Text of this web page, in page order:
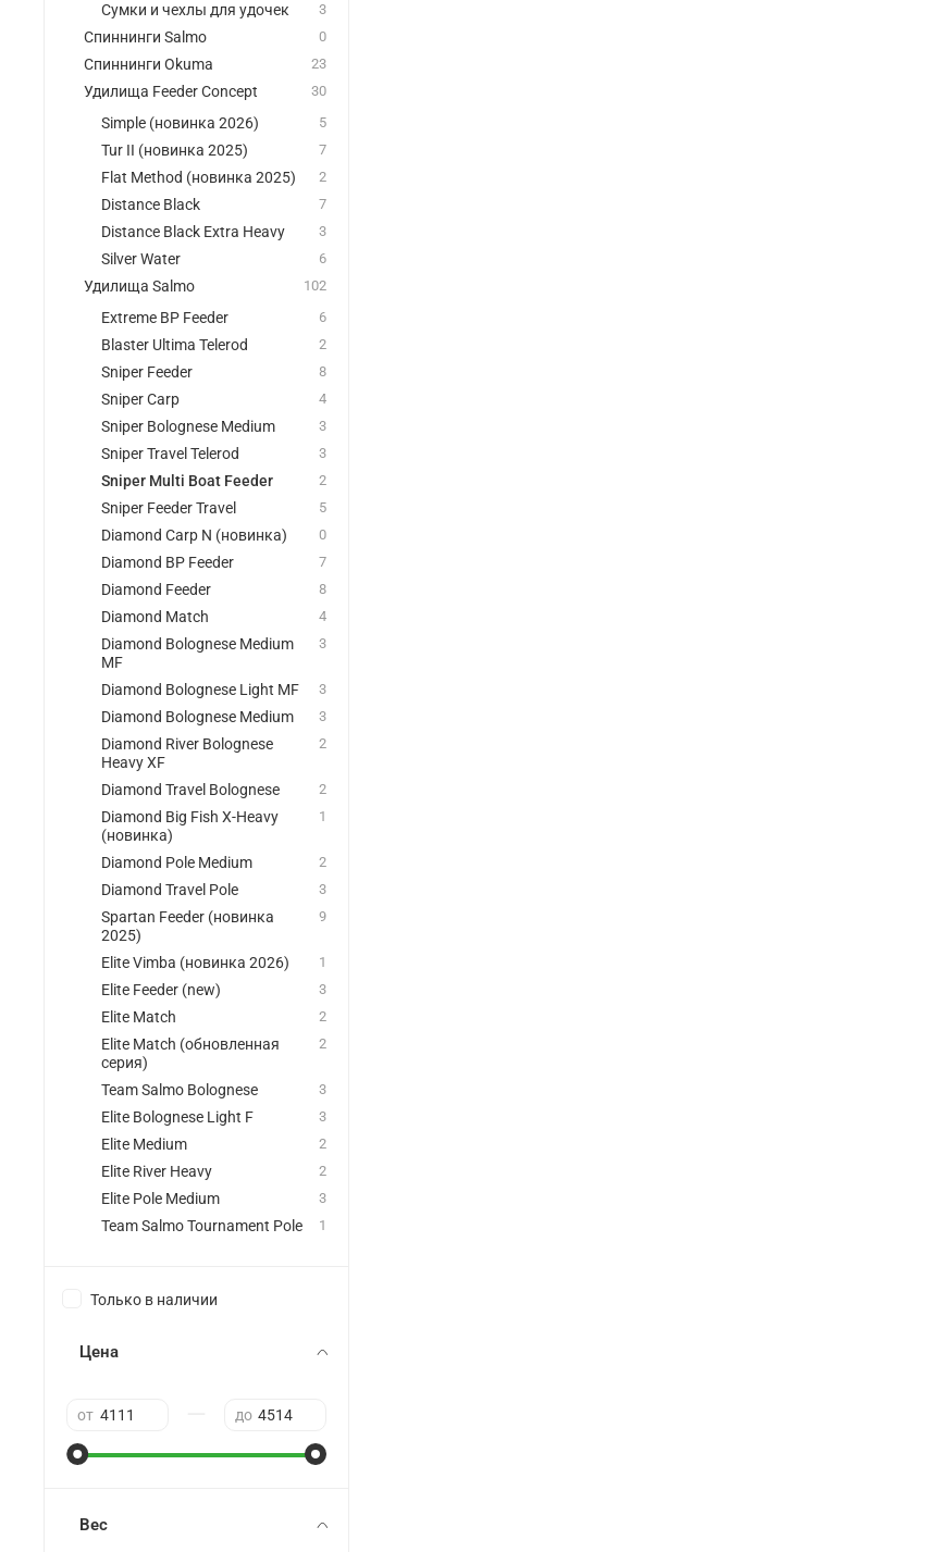
Сумки и чехлы для удочек 3
Спиннинги Salmo 0
Спиннинги Okuma 23
Удилища Feeder Concept 30
Simple (новинка 2026) 5
Tur II (новинка 2025) 7
Flat Method (новинка 2025) 2
Distance Black 7
Distance Black Extra Heavy 3
Silver Water 6
Удилища Salmo 102
Extreme BP Feeder 6
Blaster Ultima Telerod 2
Sniper Feeder 8
Sniper Carp 4
Sniper Bolognese Medium 3
Sniper Travel Telerod 3
Sniper Multi Boat Feeder 2
Sniper Feeder Travel 5
Diamond Carp N (новинка) 0
Diamond BP Feeder 7
Diamond Feeder 8
Diamond Match 4
Diamond Bolognese Medium
MF
3
Diamond Bolognese Light MF 3
Diamond Bolognese Medium 3
Diamond River Bolognese
Heavy XF
2
Diamond Travel Bolognese 2
Diamond Big Fish X-Heavy
(новинка)
1
Diamond Pole Medium 2
Diamond Travel Pole 3
Spartan Feeder (новинка
2025)
9
Elite Vimba (новинка 2026) 1
Elite Feeder (new) 3
Elite Match 2
Elite Match (обновленная
серия)
2
Team Salmo Bolognese 3
Elite Bolognese Light F 3
Elite Medium 2
Elite River Heavy 2
Elite Pole Medium 3
Team Salmo Tournament Pole 1
Только в наличии
Цена
от до
Вес